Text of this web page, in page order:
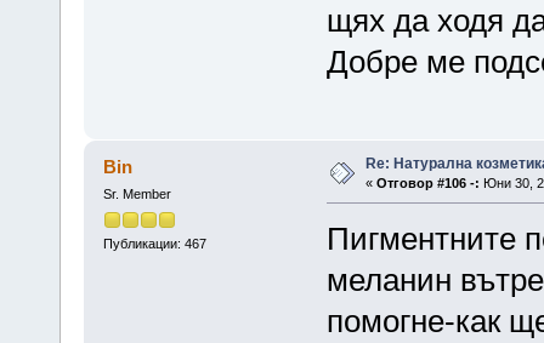
щях да ходя
Добре ме
Bin
Sr. Member
Публикации: 467
Re: Натурална
« Отговор #106 -: Юни 30,
Пигментните
меланин
помогне-как